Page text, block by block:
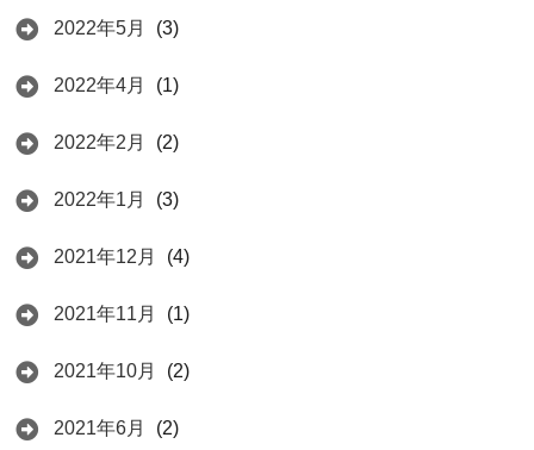
2022年5月 (3)
2022年4月 (1)
2022年2月 (2)
2022年1月 (3)
2021年12月 (4)
2021年11月 (1)
2021年10月 (2)
2021年6月 (2)